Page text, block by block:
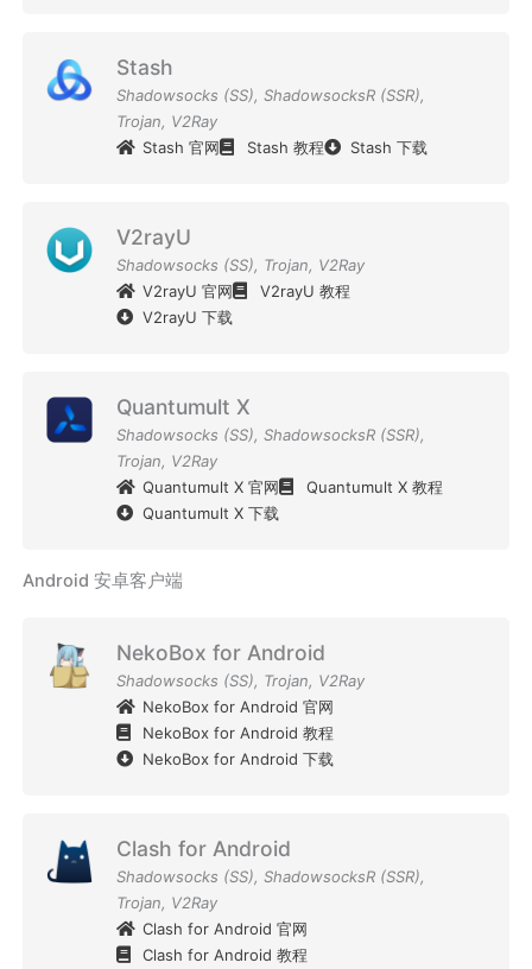
Stash
Shadowsocks (SS), ShadowsocksR (SSR),
Trojan, V2Ray
Stash 官网
Stash 教程 Stash 下载
V2rayU
Shadowsocks (SS), Trojan, V2Ray
V2rayU 官网
V2rayU 教程
V2rayU 下载
Quantumult X
Shadowsocks (SS), ShadowsocksR (SSR),
Trojan, V2Ray
Quantumult X 官网
Quantumult X 教程
Quantumult X 下载
Android 安卓客户端
NekoBox for Android
Shadowsocks (SS), Trojan, V2Ray
NekoBox for Android 官网
NekoBox for Android 教程
NekoBox for Android 下载
Clash for Android
Shadowsocks (SS), ShadowsocksR (SSR),
Trojan, V2Ray
Clash for Android 官网
Clash for Android 教程